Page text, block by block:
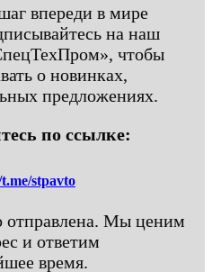
впереди в мире
на наш
чтобы
о новинках,
предложениях.
по ссылке:
stpavto
отправлена. Мы ценим
и ответим
время.